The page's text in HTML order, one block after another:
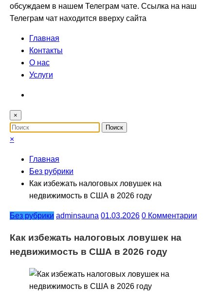
обсуждаем в нашем Телеграм чате. Ссылка на наш
Телеграм чат находится вверху сайта
Главная
Контакты
О нас
Услуги
×
×
Главная
Без рубрики
Как избежать налоговых ловушек на
недвижимость в США в 2026 году
Без рубрики adminsauna 01.03.2026 0 Комментарии
Как избежать налоговых ловушек на
недвижимость в США в 2026 году